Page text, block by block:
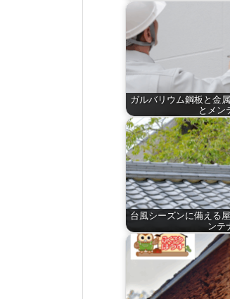
ガルバリウム鋼板と金
とメン
台風シーズンに備える
ンテ